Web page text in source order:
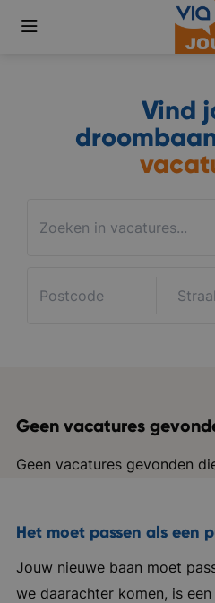
Vind
Geen vacatures
Geen vacatures gevonden
Het moet passen als een
Jouw nieuwe baan moet
we daarachter komen, is